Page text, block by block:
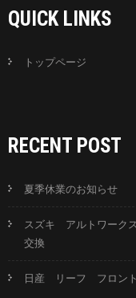
QUICK LINKS
トップページ
RECENT POST
夏季休業のお知らせ
スズキ アルトワーク
交換
日産 リーフ フロン